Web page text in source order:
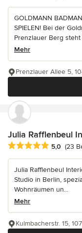
GOLDMANN
SPIELEN! Bei der
Prenzlauer Berg
Mehr
Prenzlauer Allee 5,
Julia Rafflenbeul
Durchschnittliche
5,0 (23
Julia Rafflenbeul
Studio in Berlin,
Wohnräumen un...
Mehr
Kulmbacherstr. 15,